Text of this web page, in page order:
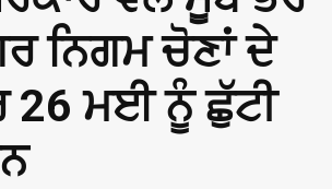
ਨਿਗਮ ਚੋਣਾਂ ਦੇ
26 ਮਈ ਨੂੰ ਛੁੱਟੀ